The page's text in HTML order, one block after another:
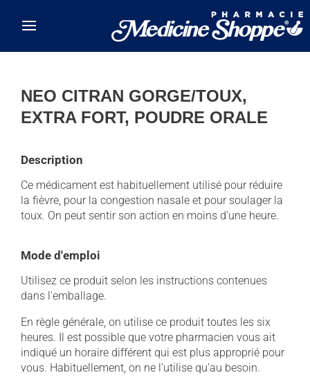
NEO CITRAN GORGE/TOUX,
EXTRA FORT, POUDRE ORALE
Description
Ce médicament est habituellement utilisé pour réduire
la fièvre, pour la congestion nasale et pour soulager la
toux. On peut sentir son action en moins d'une heure.
Mode d'emploi
Utilisez ce produit selon les instructions contenues
dans l'emballage.
En règle générale, on utilise ce produit toutes les six
heures. Il est possible que votre pharmacien vous ait
indiqué un horaire différent qui est plus approprié pour
vous. Habituellement, on ne l'utilise qu'au besoin.